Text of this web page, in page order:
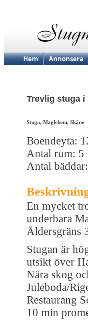
Hem Annonsera
Trevlig stuga i
Stuga, Maglehem, Skåne
Boendeyta:
Antal rum: 5
Antal
En mycket
underbara
Åldersgräns
Stugan är
utsikt över
Nära skog
Juleboda/
Restaurang
10 min